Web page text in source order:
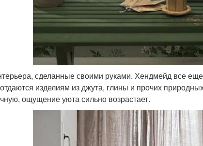
сделанные своими руками. Хендмейд все
изделиям из джута, глины и прочих
ощущение уюта сильно возрастает.